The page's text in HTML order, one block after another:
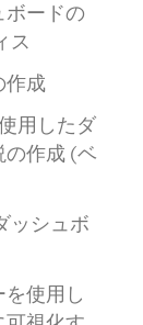
ボードの
ス
作成
用したダ
の作成 (ベ
ッシュボ
使用し